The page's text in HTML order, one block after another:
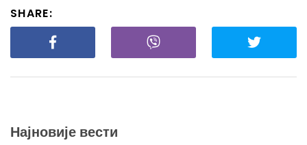
SHARE:
Најновије вести